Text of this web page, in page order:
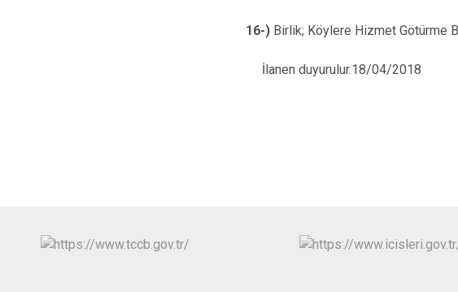
16-) Birlik; Köylere Hizmet Götürme
İlanen duyurulur.18/04/2018